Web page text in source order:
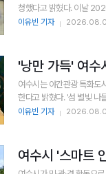
청했다고 밝혔다. 이날
이유빈 기자
'낭만 가득' 여수
여수시는 야간관광 특화도
한다고 밝혔
이유빈 기자
여수시 '스마트